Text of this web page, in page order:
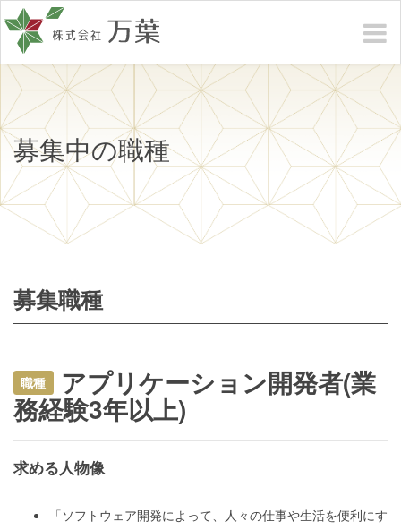
募集中の職種
募集職種
職種 アプリケーション開発者(業
務経験3年以上)
求める人物像
「ソフトウェア開発によって、人々の仕事や生活を便利にす